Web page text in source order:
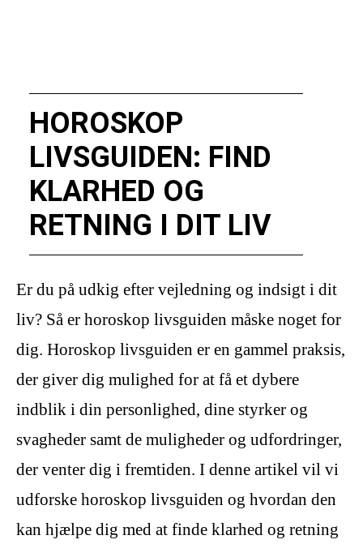
HOROSKOP
LIVSGUIDEN: FIND
KLARHED OG
RETNING I DIT LIV
Er du på udkig efter vejledning og indsigt i dit
liv? Så er horoskop livsguiden måske noget for
dig. Horoskop livsguiden er en gammel praksis,
der giver dig mulighed for at få et dybere
indblik i din personlighed, dine styrker og
svagheder samt de muligheder og udfordringer,
der venter dig i fremtiden. I denne artikel vil vi
udforske horoskop livsguiden og hvordan den
kan hjælpe dig med at finde klarhed og retning